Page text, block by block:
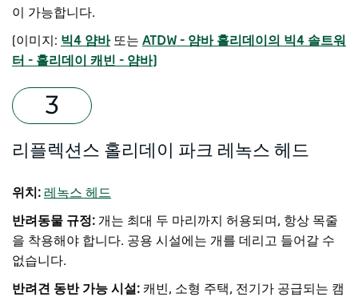
이 가능합니다.
[이미지: 빅4 얌바또는 ATDW - 얌바 홀리데이의 빅4 솔트워
터 - 홀리데이 캐빈 - 얌바]
리플렉션스 홀리데이 파크 레녹스 헤드
위치: 레녹스 헤드
반려동물 규정: 개는 최대 두 마리까지 허용되며, 항상 목줄
을 착용해야 합니다. 공용 시설에는 개를 데리고 들어갈 수
없습니다.
반려견 동반 가능 시설: 캐빈, 소형 주택, 전기가 공급되는 캠